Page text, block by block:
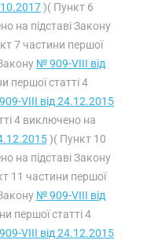
)( Пункт 6
на підставі Закону
7 частини першої
№ 909-VIII від
першої статті 4
VIII від 24.12.2015
4 виключено на
)( Пункт 10
на підставі Закону
11 частини першої
№ 909-VIII від
першої статті 4
VIII від 24.12.2015